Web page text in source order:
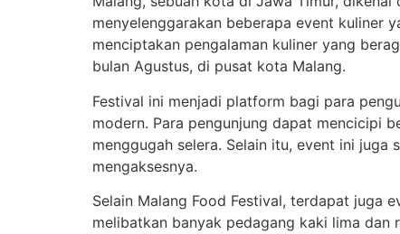
menyelenggarakan beberapa event kuliner
menciptakan pengalaman kuliner yang
bulan Agustus, di pusat kota Malang.
Festival ini menjadi platform bagi para
modern. Para pengunjung dapat mencicipi
menggugah selera. Selain itu, event ini
mengaksesnya.
Selain Malang Food Festival, terdapat juga
melibatkan banyak pedagang kaki lima dan